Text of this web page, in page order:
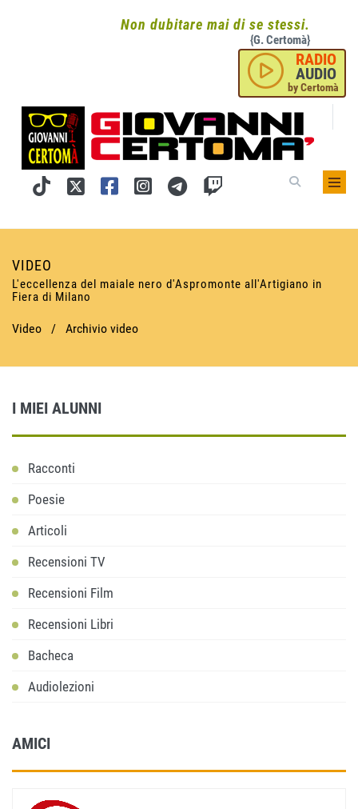
Non dubitare mai di se stessi.
{G. Certomà}
RADIO
AUDIO
by Certomà
VIDEO
L'eccellenza del maiale nero d'Aspromonte all'Artigiano in
Fiera di Milano
Video / Archivio video
I MIEI ALUNNI
Racconti
Poesie
Articoli
Recensioni TV
Recensioni Film
Recensioni Libri
Bacheca
Audiolezioni
AMICI